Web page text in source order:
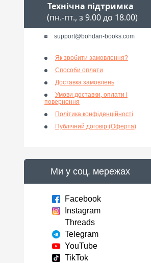
Технічна підтримка
(пн.-пт., з 9.00 до 18.00)
support@bohdan-books.com
Як зробити замовлення?
Способи оплати
Доставка замовлень
Умови доставки, оплати і
повернення
Політика конфіденційності
Публічний договір (Оферта)
Ми у соц. мережах
Facebook
Instagram
Threads
Telegram
YouTube
TikTok